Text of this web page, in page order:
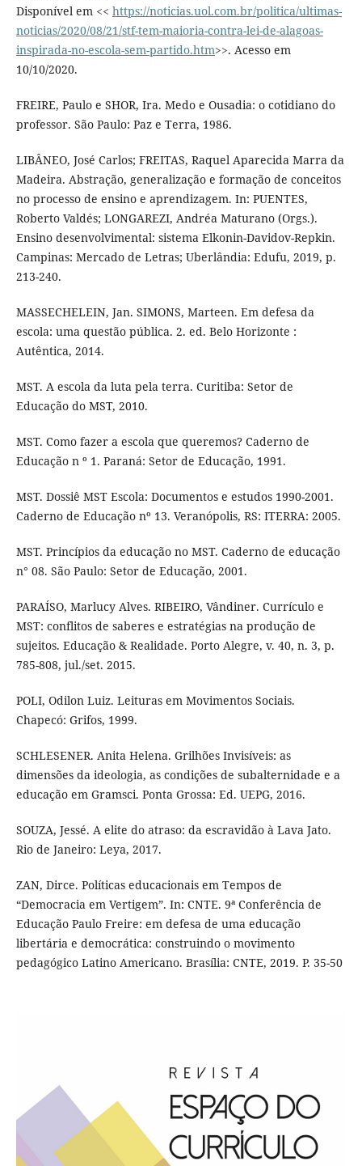
Disponível em << https://noticias.uol.com.br/politica/ultimas-
noticias/2020/08/21/stf-tem-maioria-contra-lei-de-alagoas-
inspirada-no-escola-sem-partido.htm>>. Acesso em
10/10/2020.
FREIRE, Paulo e SHOR, Ira. Medo e Ousadia: o cotidiano do
professor. São Paulo: Paz e Terra, 1986.
LIBÂNEO, José Carlos; FREITAS, Raquel Aparecida Marra da
Madeira. Abstração, generalização e formação de conceitos
no processo de ensino e aprendizagem. In: PUENTES,
Roberto Valdés; LONGAREZI, Andréa Maturano (Orgs.).
Ensino desenvolvimental: sistema Elkonin-Davidov-Repkin.
Campinas: Mercado de Letras; Uberlândia: Edufu, 2019, p.
213-240.
MASSECHELEIN, Jan. SIMONS, Marteen. Em defesa da
escola: uma questão pública. 2. ed. Belo Horizonte :
Autêntica, 2014.
MST. A escola da luta pela terra. Curitiba: Setor de
Educação do MST, 2010.
MST. Como fazer a escola que queremos? Caderno de
Educação n º 1. Paraná: Setor de Educação, 1991.
MST. Dossiê MST Escola: Documentos e estudos 1990-2001.
Caderno de Educação nº 13. Veranópolis, RS: ITERRA: 2005.
MST. Princípios da educação no MST. Caderno de educação
n° 08. São Paulo: Setor de Educação, 2001.
PARAÍSO, Marlucy Alves. RIBEIRO, Vândiner. Currículo e
MST: conflitos de saberes e estratégias na produção de
sujeitos. Educação & Realidade. Porto Alegre, v. 40, n. 3, p.
785-808, jul./set. 2015.
POLI, Odilon Luiz. Leituras em Movimentos Sociais.
Chapecó: Grifos, 1999.
SCHLESENER. Anita Helena. Grilhões Invisíveis: as
dimensões da ideologia, as condições de subalternidade e a
educação em Gramsci. Ponta Grossa: Ed. UEPG, 2016.
SOUZA, Jessé. A elite do atraso: da escravidão à Lava Jato.
Rio de Janeiro: Leya, 2017.
ZAN, Dirce. Políticas educacionais em Tempos de
“Democracia em Vertigem”. In: CNTE. 9ª Conferência de
Educação Paulo Freire: em defesa de uma educação
libertária e democrática: construindo o movimento
pedagógico Latino Americano. Brasília: CNTE, 2019. P. 35-50